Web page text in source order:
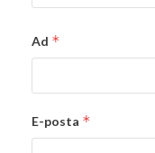
Ad *
E-posta *